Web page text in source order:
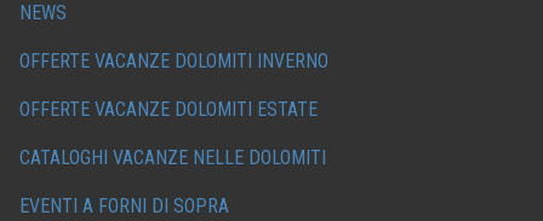
NEWS
OFFERTE VACANZE DOLOMITI INVERNO
OFFERTE VACANZE DOLOMITI ESTATE
CATALOGHI VACANZE NELLE DOLOMITI
EVENTI A FORNI DI SOPRA